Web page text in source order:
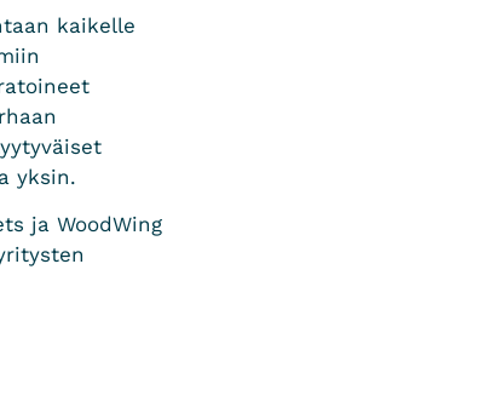
kaikelle
yksin.
ja WoodWing